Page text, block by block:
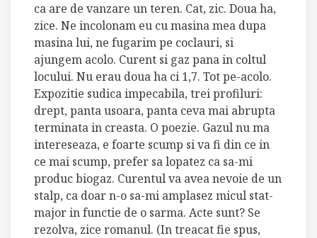
ca are de vanzare un teren. Cat, zic. Doua ha,
zice. Ne incolonam eu cu masina mea dupa
masina lui, ne fugarim pe coclauri, si
ajungem acolo. Curent si gaz pana in coltul
locului. Nu erau doua ha ci 1,7. Tot pe-acolo.
Expozitie sudica impecabila, trei profiluri:
drept, panta usoara, panta ceva mai abrupta
terminata in creasta. O poezie. Gazul nu ma
intereseaza, e foarte scump si va fi din ce in
ce mai scump, prefer sa lopatez ca sa-mi
produc biogaz. Curentul va avea nevoie de un
stalp, ca doar n-o sa-mi amplasez micul stat-
major in functie de o sarma. Acte sunt? Se
rezolva, zice romanul. (In treacat fie spus,